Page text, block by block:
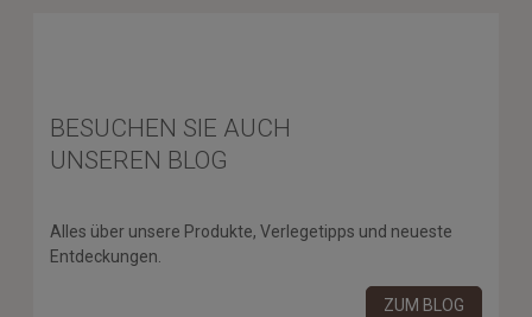
BESUCHEN SIE AUCH
UNSEREN BLOG
Alles über unsere Produkte, Verlegetipps und neueste
Entdeckungen.
ZUM BLOG